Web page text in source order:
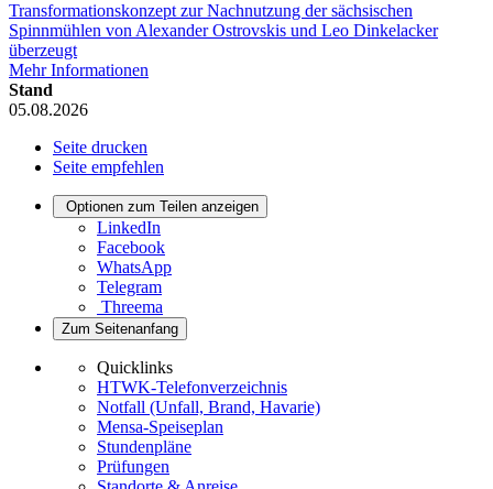
Transformationskonzept zur Nachnutzung der sächsischen
Spinnmühlen von Alexander Ostrovskis und Leo Dinkelacker
überzeugt
Mehr Informationen
Stand
05.08.2026
Seite drucken
Seite empfehlen
Optionen zum Teilen anzeigen
LinkedIn
Facebook
WhatsApp
Telegram
Threema
Zum Seitenanfang
Quicklinks
HTWK-Telefonverzeichnis
Notfall (Unfall, Brand, Havarie)
Mensa-Speiseplan
Stundenpläne
Prüfungen